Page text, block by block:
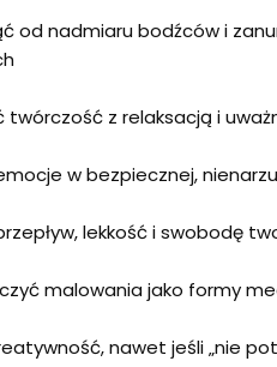
od nadmiaru bodźców i
twórczość z relaksacją i
w bezpiecznej,
lekkość i swobodę
malowania jako formy
nawet jeśli „nie